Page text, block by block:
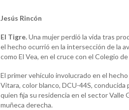
Jesús Rincón
El Tigre.Una mujer perdió la vida tras
el hecho ocurrió en la intersección de la
como El Vea, en el cruce con el Colegio
El primer vehículo involucrado en el
Vitara, color blanco, DCU-44S,
quien fija su residencia en el sector Valle
muñeca derecha.